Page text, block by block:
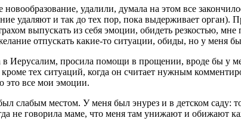
удалили, думала на этом все
удаляют и так до тех пор, пока выдерживает
выпускать из себя эмоции, обидеть резкостью,
отпускать какие-то ситуации, обиды, но у меня
в Иерусалим, просила помощи в прощении, вроде бы у
тех ситуаций, когда он считает нужным
это все мои эмоции.
слабым местом. У меня был энурез и в детском саду:
не говорила маме, что меня там унижают и обижают